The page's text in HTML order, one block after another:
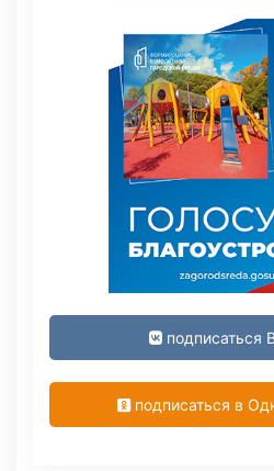
подписаться
подписаться в